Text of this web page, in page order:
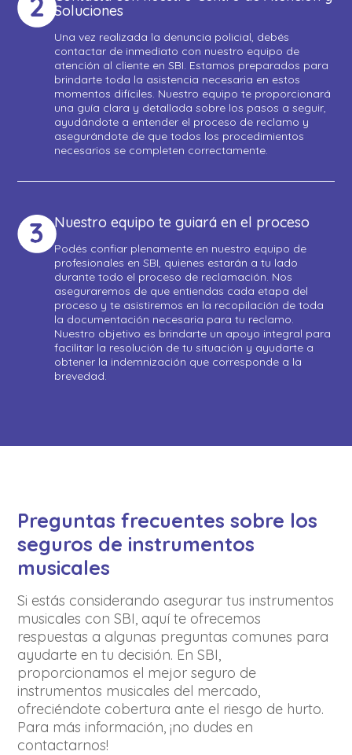
Soluciones
Una vez realizada la denuncia policial, debés
contactar de inmediato con nuestro equipo de
atención al cliente en SBI. Estamos preparados para
brindarte toda la asistencia necesaria en estos
momentos difíciles. Nuestro equipo te proporcionará
una guía clara y detallada sobre los pasos a seguir,
ayudándote a entender el proceso de reclamo y
asegurándote de que todos los procedimientos
necesarios se completen correctamente.
Nuestro equipo te guiará en el proceso
Podés confiar plenamente en nuestro equipo de
profesionales en SBI, quienes estarán a tu lado
durante todo el proceso de reclamación. Nos
aseguraremos de que entiendas cada etapa del
proceso y te asistiremos en la recopilación de toda
la documentación necesaria para tu reclamo.
Nuestro objetivo es brindarte un apoyo integral para
facilitar la resolución de tu situación y ayudarte a
obtener la indemnización que corresponde a la
brevedad.
Preguntas frecuentes sobre los
seguros de instrumentos
musicales
Si estás considerando asegurar tus instrumentos
musicales con SBI, aquí te ofrecemos
respuestas a algunas preguntas comunes para
ayudarte en tu decisión. En SBI,
proporcionamos el mejor seguro de
instrumentos musicales del mercado,
ofreciéndote cobertura ante el riesgo de hurto.
Para más información, ¡no dudes en
contactarnos!